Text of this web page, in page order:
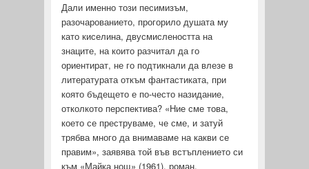
Дали именно този песимизъм,
разочарованието, прогорило душата му
като киселина, двусмислеността на
знаците, на които разчитал да го
ориентират, не го подтикнали да влезе в
лите­ратурата откъм фантастиката, при
която бъдещето е по-често назидание,
отколкото перспектива? «Ние сме това,
което се преструваме, че сме, и затуй
трябва много да внимаваме на какви се
правим», заявява той във встъплението си
към «Майка нощ» (1961), роман,